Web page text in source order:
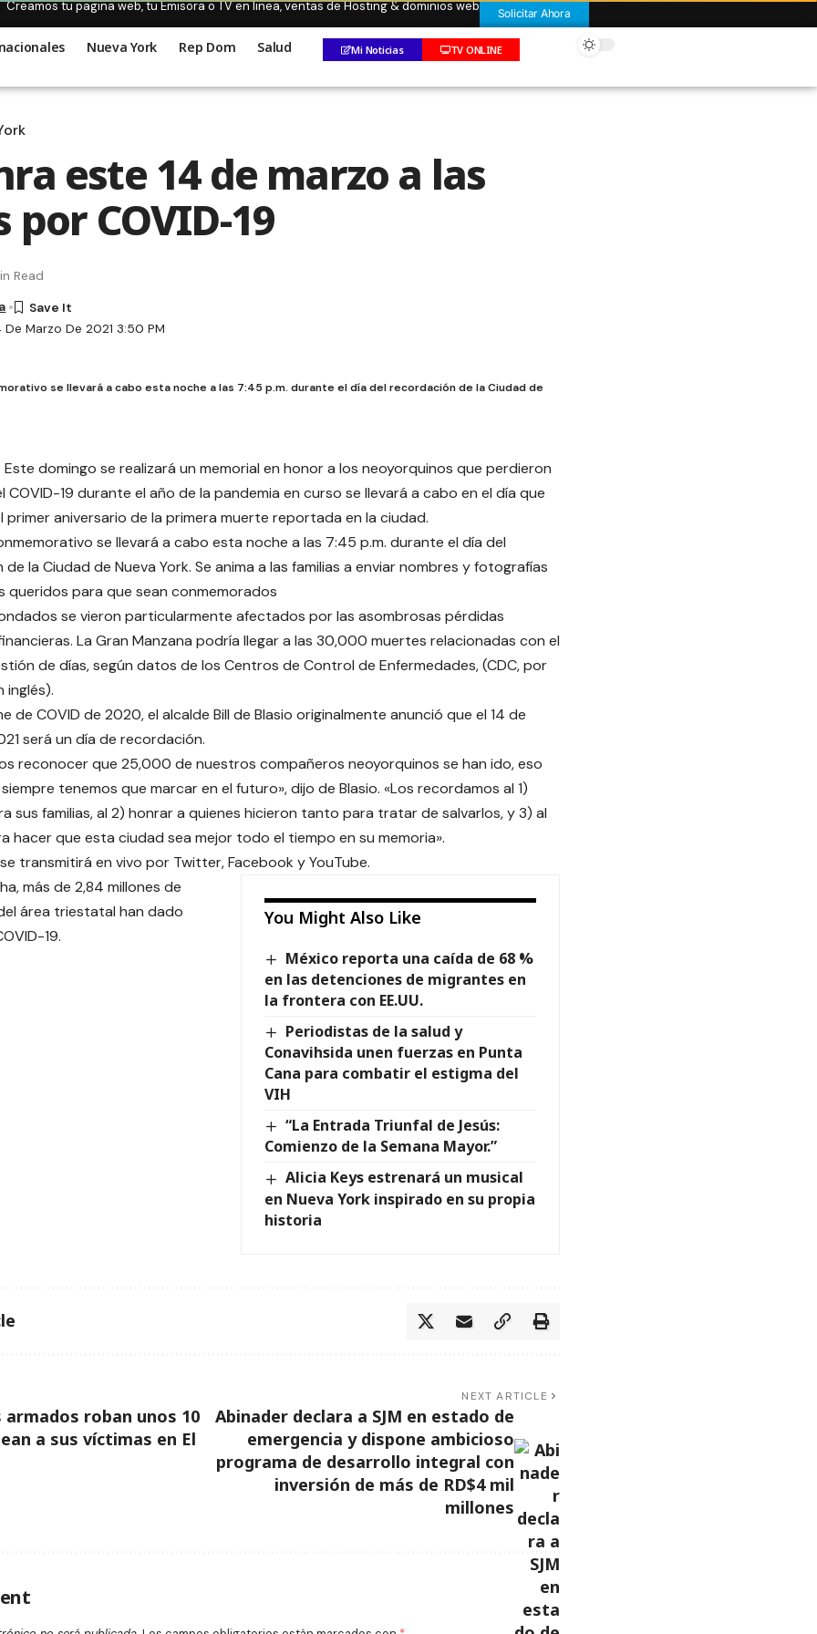
Creamos tu pagina web, tu Emisora o TV en linea, ventas de Hosting & dominios web Solicitar Ahora
Nueva York Rep Dom Salud Mi Noticias TV ONLINE
este 14 de marzo a las
COVID-19
Marzo De 2021 3:50 PM
Read
se llevará a cabo esta noche a las 7:45 p.m. durante el día del recordación de la Ciudad de
Este domingo se realizará un memorial en honor a los neoyorquinos que perdieron
COVID-19 durante el año de la pandemia en curso se llevará a cabo en el día que
primer aniversario de la primera muerte reportada en la ciudad.
se llevará a cabo esta noche a las 7:45 p.m. durante el día del
la Ciudad de Nueva York. Se anima a las familias a enviar nombres y fotografías
queridos para que sean conmemorados
se vieron particularmente afectados por las asombrosas pérdidas
La Gran Manzana podría llegar a las 30,000 muertes relacionadas con el
de días, según datos de los Centros de Control de Enfermedades, (CDC, por
inglés).
de COVID de 2020, el alcalde Bill de Blasio originalmente anunció que el 14 de
será un día de recordación.
reconocer que 25,000 de nuestros compañeros neoyorquinos se han ido, eso
tenemos que marcar en el futuro», dijo de Blasio. «Los recordamos al 1)
sus familias, al 2) honrar a quienes hicieron tanto para tratar de salvarlos, y 3) al
hacer que esta ciudad sea mejor todo el tiempo en su memoria».
transmitirá en vivo por Twitter,Facebook yYouTube.
You Might Also Like
México reporta una caída de 68 %
en las detenciones de migrantes en
la frontera con EE.UU.
Periodistas de la salud y
Conavihsida unen fuerzas en Punta
Cana para combatir el estigma del
VIH
“La Entrada Triunfal de Jesús:
Comienzo de la Semana Mayor.”
Alicia Keys estrenará un musical
en Nueva York inspirado en su propia
historia
más de 2,84 millones de
área triestatal han dado
19.
armados roban unos 10
a sus víctimas en El
NEXT ARTICLE
Abinader declara a SJM en estado de
emergencia y dispone ambicioso
programa de desarrollo integral con
inversión de más de RD$4 mil
millones